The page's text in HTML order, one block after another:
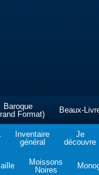
Baroque
Format)
Beaux-
Inventaire
général
Je
découvre
Moissons
Noires